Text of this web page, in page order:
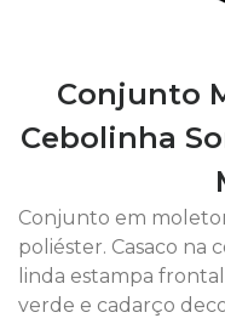
Conjunto
Cebolinha
Conjunto em
poliéster. Casaco na
linda estampa
verde e cadarço